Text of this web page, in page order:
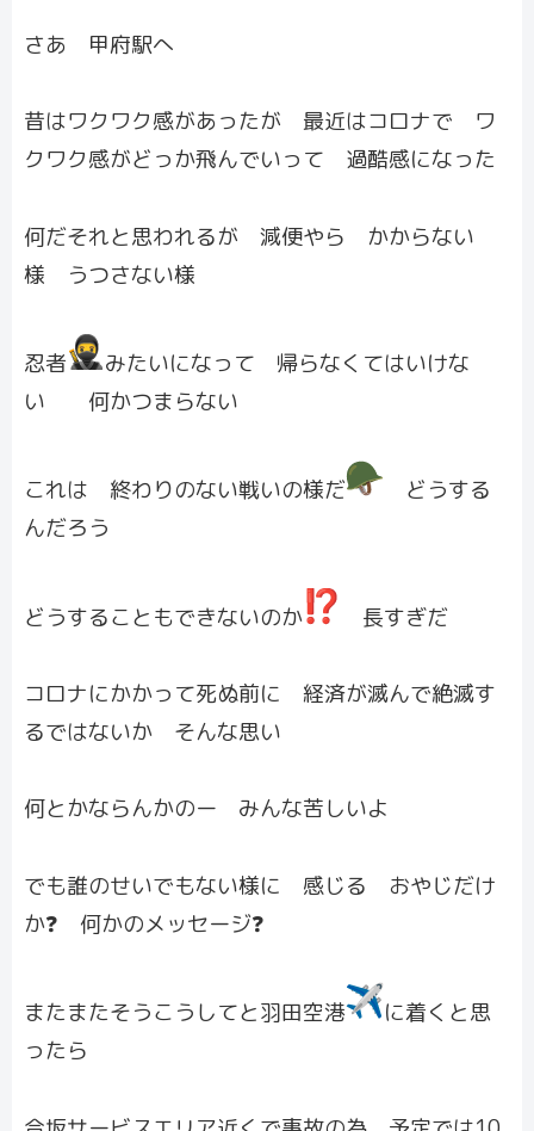
さあ 甲府駅へ
昔はワクワク感があったが 最近はコロナで ワ
クワク感がどっか飛んでいって 過酷感になった
何だそれと思われるが 減便やら かからない
様 うつさない様
忍者
みたいになって 帰らなくてはいけな
い 何かつまらない
これは 終わりのない戦いの様だ
どうする
んだろう
どうすることもできないのか 長すぎだ
コロナにかかって死ぬ前に 経済が滅んで絶滅す
るではないか そんな思い
何とかならんかのー みんな苦しいよ
でも誰のせいでもない様に 感じる おやじだけ
か❓ 何かのメッセージ❓
またまたそうこうしてと羽田空港
に着くと思
ったら